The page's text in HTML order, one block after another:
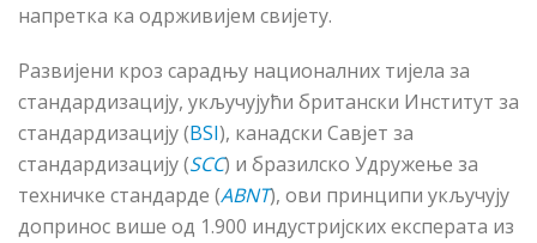
напретка ка одрживијем свијету.
Развијени кроз сарадњу националних тијела за
стандардизацију, укључујући британски Институт за
стандардизацију (BSI), канадски Савјет за
стандардизацију (SCC) и бразилско Удружење за
техничке стандарде (ABNT), ови принципи укључују
допринос више од 1.900 индустријских експерата из